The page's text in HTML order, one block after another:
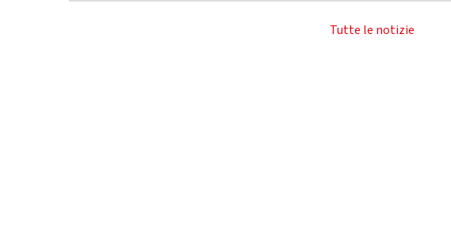
Tutte le notizie